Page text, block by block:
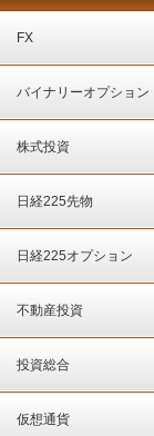
FX
バイナリーオプション
株式投資
日経225先物
日経225オプション
不動産投資
投資総合
仮想通貨